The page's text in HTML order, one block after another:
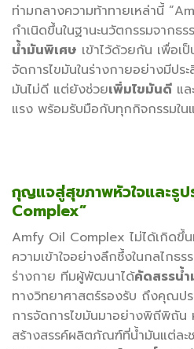
ท่ามกลางความท้าทายเหล่านี้
กำเนิดขึ้นในฐานะนวัตกรรมจากธ
น้ำมันพิเศษ เข้าไว้ด้วยกัน เพื่อเ
จัดการไขมันในร่างกายอย่างมีปร
มันไม่ดี แต่ยังช่วยเพิ่มไขมันดี แล
แรง พร้อมรับมือกับทุกกิจกรรมใน
กุญแจสู่สุขภาพหัวใจและรูป
Complex”
Amfy Oil Complex ไม่ได้เกิดขึ้
ความเข้าใจอย่างลึกซึ้งในกลไกธ
ร่างกาย ทีมผู้พัฒนาได้คัดสรรน้
ทางวิทยาศาสตร์รองรับ ถึงคุณปร
การจัดการไขมันมาอย่างพิถีพิถัน
สร้างสรรค์ผลิตภัณฑ์ที่น้ำมันแต่ละ